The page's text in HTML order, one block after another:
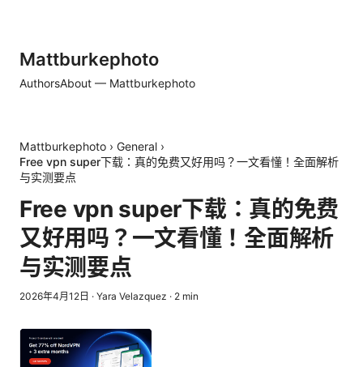
Mattburkephoto
AuthorsAbout — Mattburkephoto
Mattburkephoto › General ›
Free vpn super下载：真的免费又好用吗？一文看懂！全面解析
与实测要点
Free vpn super下载：真的免费
又好用吗？一文看懂！全面解析
与实测要点
2026年4月12日 · Yara Velazquez · 2 min